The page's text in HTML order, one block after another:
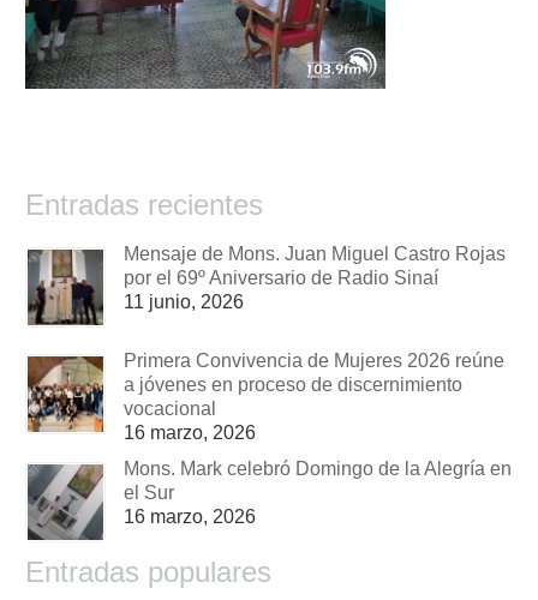
Entradas recientes
Mensaje de Mons. Juan Miguel Castro Rojas
por el 69º Aniversario de Radio Sinaí
11 junio, 2026
Primera Convivencia de Mujeres 2026 reúne
a jóvenes en proceso de discernimiento
vocacional
16 marzo, 2026
Mons. Mark celebró Domingo de la Alegría en
el Sur
16 marzo, 2026
Entradas populares